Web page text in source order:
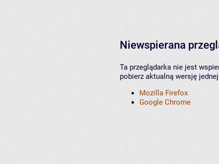
Niewspierana
Ta przeglądarka nie jest
pobierz aktualną wersję
Mozilla Firefox
Google Chrome